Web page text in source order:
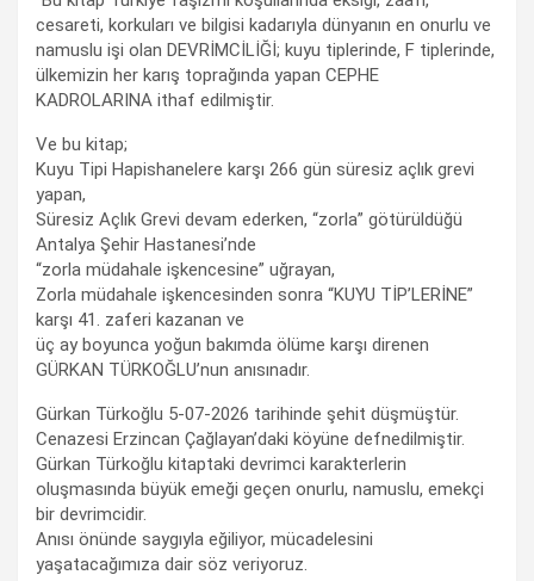
cesareti, korkuları ve bilgisi kadarıyla dünyanın en onurlu ve
namuslu işi olan DEVRİMCİLİĞİ; kuyu tiplerinde, F tiplerinde,
ülkemizin her karış toprağında yapan CEPHE
KADROLARINA ithaf edilmiştir.
Ve bu kitap;
Kuyu Tipi Hapishanelere karşı 266 gün süresiz açlık grevi
yapan,
Süresiz Açlık Grevi devam ederken, “zorla” götürüldüğü
Antalya Şehir Hastanesi’nde
“zorla müdahale işkencesine” uğrayan,
Zorla müdahale işkencesinden sonra “KUYU TİP’LERİNE”
karşı 41. zaferi kazanan ve
üç ay boyunca yoğun bakımda ölüme karşı direnen
GÜRKAN TÜRKOĞLU’nun anısınadır.
Gürkan Türkoğlu 5-07-2026 tarihinde şehit düşmüştür.
Cenazesi Erzincan Çağlayan’daki köyüne defnedilmiştir.
Gürkan Türkoğlu kitaptaki devrimci karakterlerin
oluşmasında büyük emeği geçen onurlu, namuslu, emekçi
bir devrimcidir.
Anısı önünde saygıyla eğiliyor, mücadelesini
yaşatacağımıza dair söz veriyoruz.